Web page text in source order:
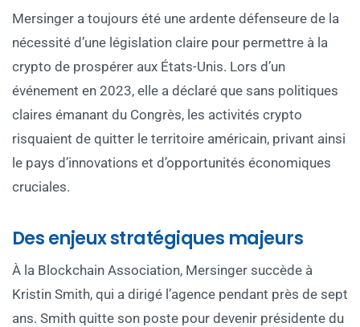
Mersinger a toujours été une ardente défenseure de la
nécessité d’une législation claire pour permettre à la
crypto de prospérer aux États-Unis. Lors d’un
événement en 2023, elle a déclaré que sans politiques
claires émanant du Congrès, les activités crypto
risquaient de quitter le territoire américain, privant ainsi
le pays d’innovations et d’opportunités économiques
cruciales.
Des enjeux stratégiques majeurs
À la Blockchain Association, Mersinger succède à
Kristin Smith, qui a dirigé l’agence pendant près de sept
ans. Smith quitte son poste pour devenir présidente du